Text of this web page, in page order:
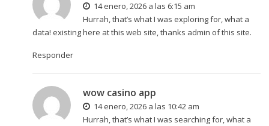
14 enero, 2026 a las 6:15 am
Hurrah, that’s what I was exploring for, what a
data! existing here at this web site, thanks admin of this site.
Responder
wow casino app
14 enero, 2026 a las 10:42 am
Hurrah, that’s what I was searching for, what a